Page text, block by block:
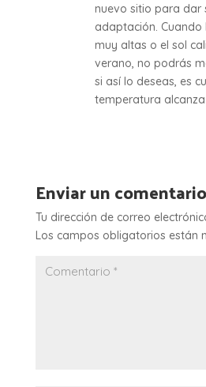
nuevo sitio para dar
adaptación.
muy altas o el sol
verano, no podrás
si así lo deseas, es
temperatura
Enviar un comentario
Tu dirección de correo
Los campos obligatorios están